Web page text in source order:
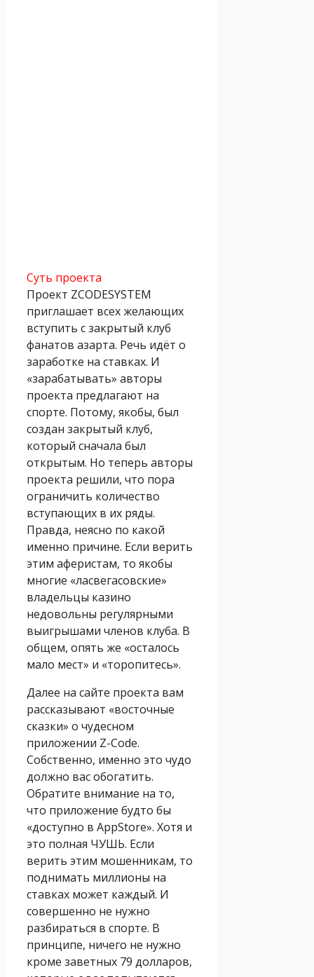
Суть проекта
Проект ZCODESYSTEM
приглашает всех желающих
вступить с закрытый клуб
фанатов азарта. Речь идёт о
заработке на ставках. И
«зарабатывать» авторы
проекта предлагают на
спорте. Потому, якобы, был
создан закрытый клуб,
который сначала был
открытым. Но теперь авторы
проекта решили, что пора
ограничить количество
вступающих в их ряды.
Правда, неясно по какой
именно причине. Если верить
этим аферистам, то якобы
многие «ласвегасовские»
владельцы казино
недовольны регулярными
выигрышами членов клуба. В
общем, опять же «осталось
мало мест» и «торопитесь».
Далее на сайте проекта вам
рассказывают «восточные
сказки» о чудесном
приложении Z-Code.
Собственно, именно это чудо
должно вас обогатить.
Обратите внимание на то,
что приложение будто бы
«доступно в AppStore». Хотя и
это полная ЧУШЬ. Если
верить этим мошенникам, то
поднимать миллионы на
ставках может каждый. И
совершенно не нужно
разбираться в спорте. В
принципе, ничего не нужно
кроме заветных 79 долларов,